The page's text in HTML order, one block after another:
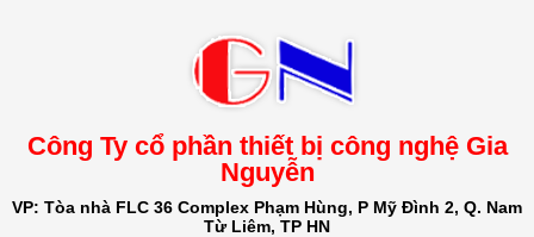
Công Ty cổ phần thiết bị công nghệ Gia
Nguyễn
VP: Tòa nhà FLC 36 Complex Phạm Hùng, P Mỹ Đình 2, Q. Nam
Từ Liêm, TP HN